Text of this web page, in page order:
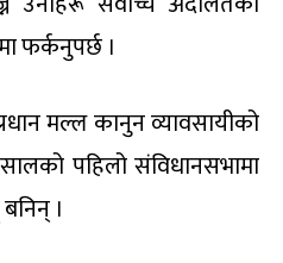
फर्कनुपर्छ ।
मल्ल कानुन व्यावसायीको
पहिलो संविधानसभामा
।